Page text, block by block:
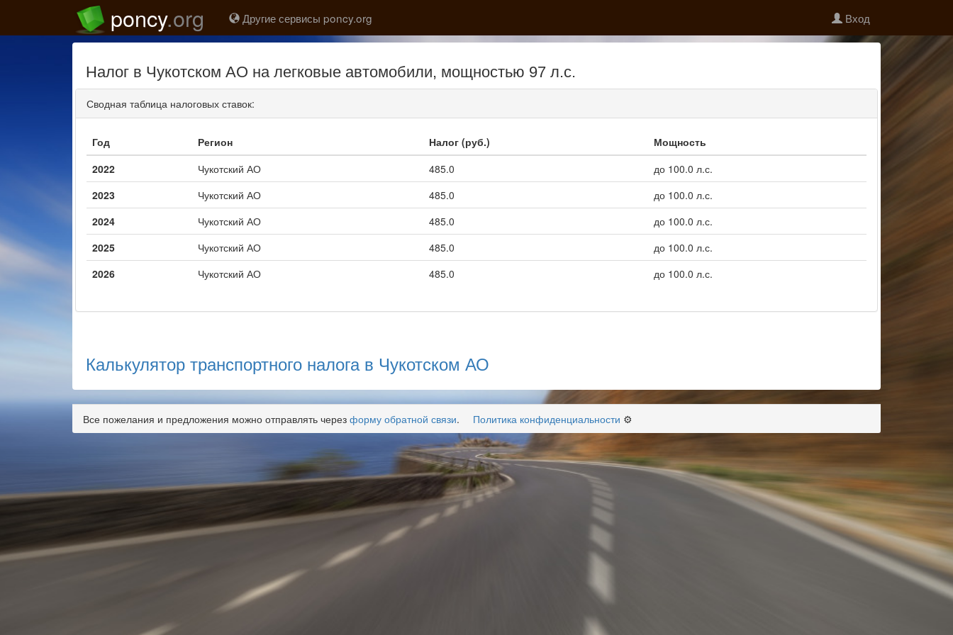
poncy.org Другие сервисы poncy.org Вход
Налог в Чукотском АО на легковые автомобили, мощностью 97 л.с.
Сводная таблица налоговых ставок:
Год Регион Налог (руб.)
Мощность
2022
Чукотский АО 485.0
до 100.0 л.с.
2023
Чукотский АО 485.0
до 100.0 л.с.
2024
Чукотский АО 485.0
до 100.0 л.с.
2025
Чукотский АО 485.0
до 100.0 л.с.
2026
Чукотский АО 485.0 до 100.0 л.с.
Калькулятор транспортного налога в Чукотском АО
Все пожелания и предложения можно отправлять через форму обратной связи. Политика конфиденциальности ⚙️